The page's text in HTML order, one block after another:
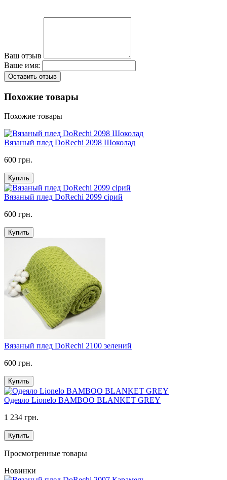
Ваш отзыв
Ваше имя:
Оставить отзыв
Похожие товары
Похожие товары
Вязаный плед DoRechi 2098 Шоколад
600 грн.
Купить
Вязаный плед DoRechi 2099 сірий
600 грн.
Купить
Вязаный плед DoRechi 2100 зелений
600 грн.
Купить
Одеяло Lionelo BAMBOO BLANKET GREY
1 234 грн.
Купить
Просмотренные товары
Новинки